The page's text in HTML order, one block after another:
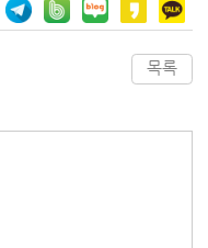
목록